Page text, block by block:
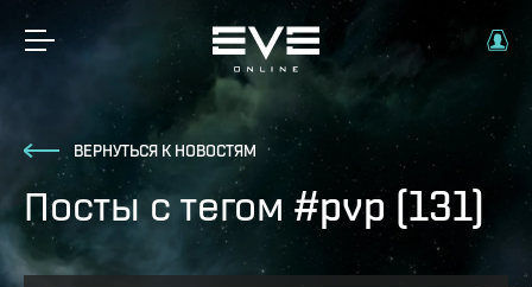
ВЕРНУТЬСЯ К НОВОСТЯМ
Посты с тегом #pvp (131)